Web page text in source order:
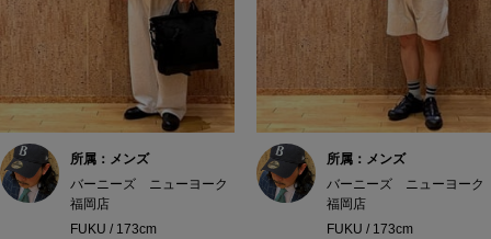
所属：メンズ
バーニーズ ニューヨーク
福岡店
FUKU / 173cm
所属：メンズ
バーニーズ ニューヨーク
福岡店
FUKU / 173cm